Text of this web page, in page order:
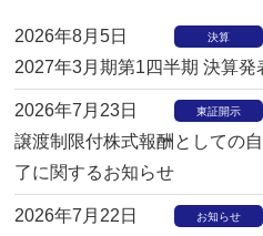
2026年8月5日 決算
2027年3月期第1四半期 決算発
2026年7月23日 東証開示
譲渡制限付株式報酬としての
了に関するお知らせ
2026年7月22日 お知らせ